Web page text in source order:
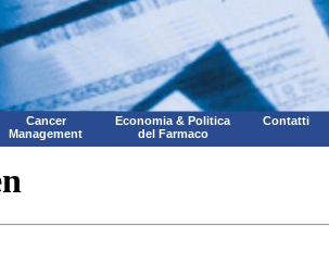
Cancer
Management
Economia & Politica
del Farmaco
Contatti